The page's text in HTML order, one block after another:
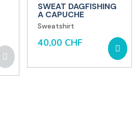
SWEAT DAGFISHING
A CAPUCHE
Sweatshirt
40,00 CHF